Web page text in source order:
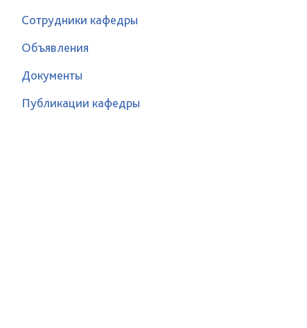
Сотрудники кафедры
Объявления
Документы
Публикации кафедры